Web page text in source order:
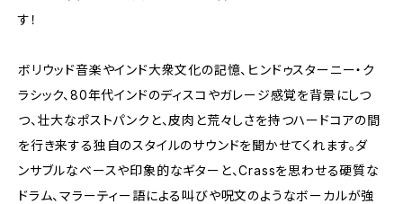
す！
ボリウッド音楽やインド大衆文化の記憶、ヒンドゥスターニー・ク
ラシック、80年代インドのディスコやガレージ感覚を背景にしつ
つ、壮大なポストパンクと、皮肉と荒々しさを持つハードコアの間
を行き来する独自のスタイルのサウンドを聞かせてくれます。ダ
ンサブルなベースや印象的なギターと、Crassを思わせる硬質な
ドラム、マラーティー語による叫びや呪文のようなボーカルが強